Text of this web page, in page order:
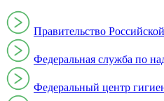
Правительство
Федеральная служба по
Федеральный центр